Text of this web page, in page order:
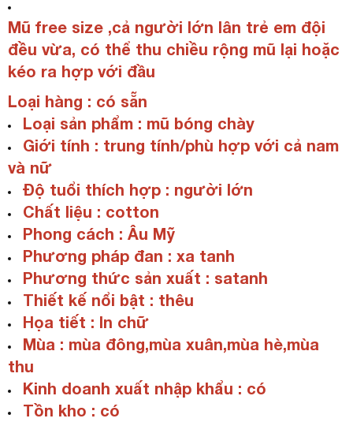
Mũ free size ,cả người lớn lân trẻ em đội
đều vừa, có thể thu chiều rộng mũ lại hoặc
kéo ra hợp với đầu
Loại hàng : có sẵn
Loại sản phẩm : mũ bóng chày
Giới tính : trung tính/phù hợp với cả nam
và nữ
Độ tuổi thích hợp : người lớn
Chất liệu : cotton
Phong cách : Âu Mỹ
Phương pháp đan : xa tanh
Phương thức sản xuất : satanh
Thiết kế nổi bật : thêu
Họa tiết : In chữ
Mùa : mùa đông,mùa xuân,mùa hè,mùa
thu
Kinh doanh xuất nhập khẩu : có
Tồn kho : có